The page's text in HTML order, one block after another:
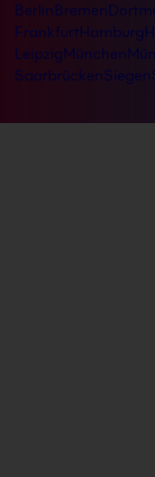
Berlin Bremen
FrankfurtHamburg
LeipzigMünchen
SaarbrückenSiegen